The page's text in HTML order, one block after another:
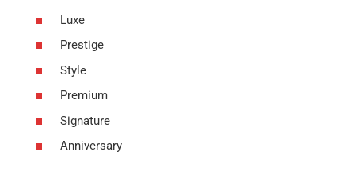
Luxe
Prestige
Style
Premium
Signature
Anniversary